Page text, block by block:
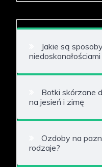
Jakie są
Botki skórzane
na jesień i zimę
Ozdoby na
rodzaje?